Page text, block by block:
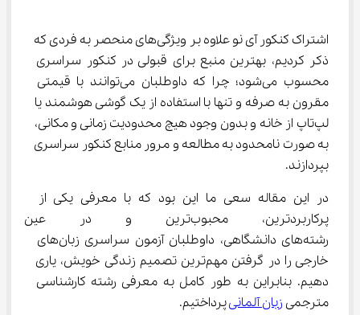
اشتراک کنکور آی نو علاوه بر ویژگی‌های منحصر به فردی که
ذکر کردیم، بهترین منبع برای قبولی در کنکور سراسری
محسوب می‌شود؛ چرا که داوطلبان می‌توانند با قیمتی
مقرون به صرفه و تنها با استفاده از یک گوشی هوشمند یا
لپ‌تاپ از خانه و بدون وجود هیچ محدودیت زمانی و مکانی،
به صورت نامحدود به مطالعه و مرور منابع کنکور سراسری
بپردازند.
در این مقاله سعی ما این بود که با معرفی یکی از
پرکاربردترین، محبوب‌ترین و
رشته‌های دانشگاهی، داوطلبان آزمون سراسری زبان‌های
خارجی را در گرفتن مهم‌ترین تصمیم زندگی خویش، یاری
دهیم. بنابراین به طور کامل به معرفی رشته کارشناسی
مترجمی زبان آلمانی پرداختیم.